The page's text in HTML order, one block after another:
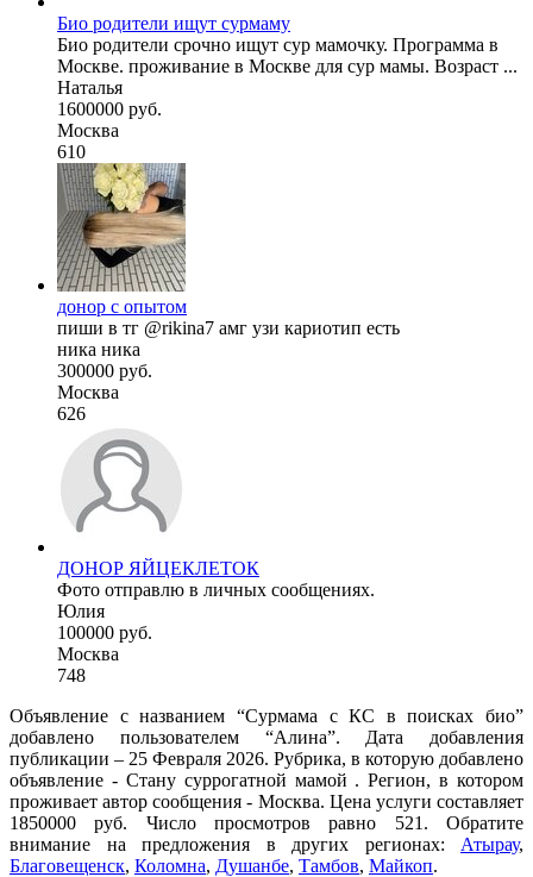
Био родители ищут сурмаму
Био родители срочно ищут сур мамочку. Программа в
Москве. проживание в Москве для сур мамы. Возраст ...
Наталья
1600000 руб.
Москва
610
донор с опытом
пиши в тг @rikina7 амг узи кариотип есть
ника ника
300000 руб.
Москва
626
ДОНОР ЯЙЦЕКЛЕТОК
Фото отправлю в личных сообщениях.
Юлия
100000 руб.
Москва
748
Объявление с названием “Сурмама с КС в поисках био”
добавлено пользователем “Алина”. Дата добавления
публикации – 25 Февраля 2026. Рубрика, в которую добавлено
объявление - Cтану суррогатной мамой . Регион, в котором
проживает автор сообщения - Москва. Цена услуги составляет
1850000 руб. Число просмотров равно 521. Обратите
внимание на предложения в других регионах: Атырау,
Благовещенск, Коломна, Душанбе, Тамбов, Майкоп.